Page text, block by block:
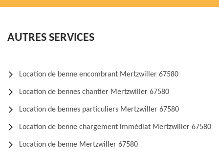
AUTRES SERVICES
Location de benne encombrant Mertzwiller 67580
Location de bennes chantier Mertzwiller 67580
Location de bennes particuliers Mertzwiller 67580
Location de benne chargement immédiat Mertzwiller 67580
Location de benne Mertzwiller 67580